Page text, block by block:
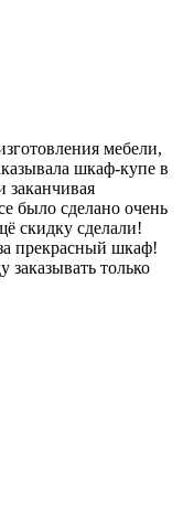
мебели,
шкаф-купе в
заканчивая
было сделано очень
скидку сделали!
прекрасный шкаф!
заказывать только